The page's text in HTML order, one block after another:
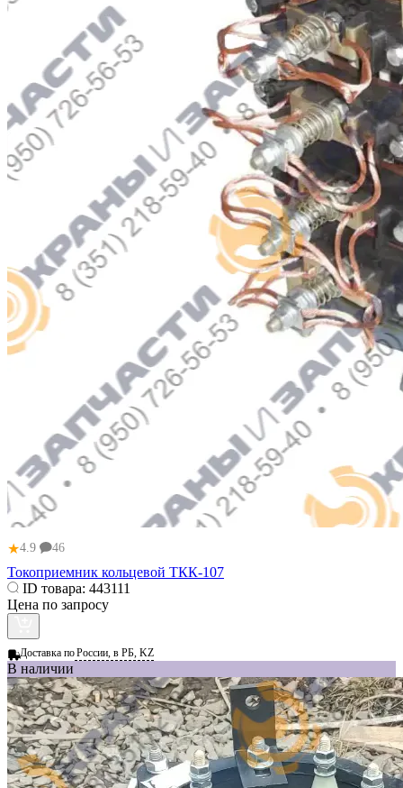
★4.9 46
Токоприемник кольцевой ТКК-107
ID товара: 443111
Цена по запросу
Доставка поРоссии, в РБ, KZ
В наличии